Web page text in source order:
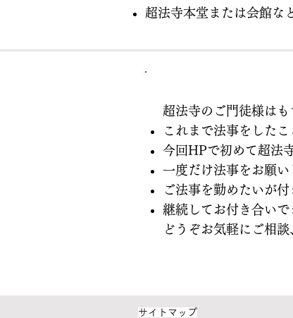
超法寺本堂または会館な
超法寺のご門徒様はも
これまで法事をした
今回HPで初めて超法
一度だけ法事をお願い
ご法事を勤めたいが
継続してお付き合い
どうぞお気軽にご相談
サイトマップ